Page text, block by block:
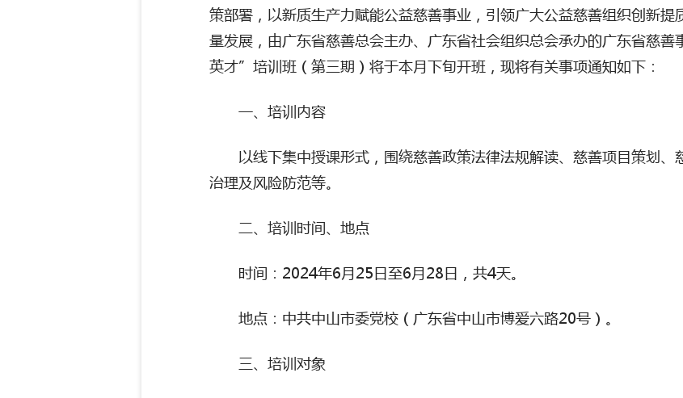
策部署，以新质生产力赋能公益慈善事业，引领广大公益慈善组织创新提
量发展，由广东省慈善总会主办、广东省社会组织总会承办的广东省慈善
英才”培训班（第三期）将于本月下旬开班，现将有关事项通知如下：
一、培训内容
以线下集中授课形式，围绕慈善政策法律法规解读、慈善项目策划、
治理及风险防范等。
二、培训时间、地点
时间： 2024年6月25日至6月28日，共4天。
地点：中共中山市委党校（广东省中山市博爱六路20号）。
三、培训对象